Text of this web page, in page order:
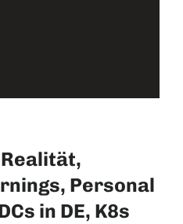
Personal
in DE, K8s